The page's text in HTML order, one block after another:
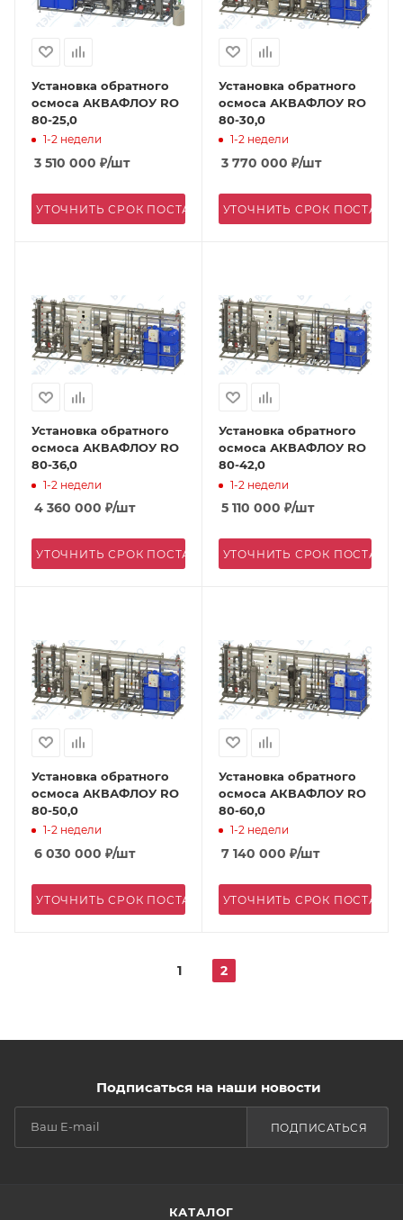
Установка обратного
осмоса АКВАФЛОУ RO
80-25,0
1-2 недели
3 510 000 ₽/шт
УТОЧНИТЬ СРОК ПОСТАВКИ
Установка обратного
осмоса АКВАФЛОУ RO
80-30,0
1-2 недели
3 770 000 ₽/шт
УТОЧНИТЬ СРОК
Установка обратного
осмоса АКВАФЛОУ RO
80-36,0
1-2 недели
4 360 000 ₽/шт
УТОЧНИТЬ СРОК ПОСТАВКИ
Установка обратного
осмоса АКВАФЛОУ RO
80-42,0
1-2 недели
5 110 000 ₽/шт
УТОЧНИТЬ СРОК
Установка обратного
осмоса АКВАФЛОУ RO
80-50,0
1-2 недели
6 030 000 ₽/шт
УТОЧНИТЬ СРОК ПОСТАВКИ
Установка обратного
осмоса АКВАФЛОУ RO
80-60,0
1-2 недели
7 140 000 ₽/шт
УТОЧНИТЬ СРОК
1 2
Подписаться на наши новости
ПОДПИСАТЬСЯ
КАТАЛОГ